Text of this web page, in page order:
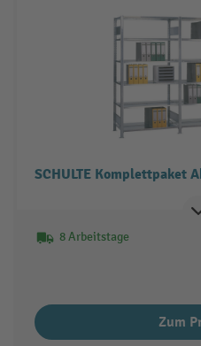
SCHULTE Komplettpaket
8 Arbeitstage
Zum